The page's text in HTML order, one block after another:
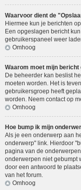
Waarvoor dient de
Hiermee kun je berichten
Een opgeslagen bericht
gebruikerspaneel weer
Omhoog
Waarom moet mijn
De beheerder kan beslist
moeten worden. Het is
gebruikersgroep heeft
worden. Neem contact op
Omhoog
Hoe bump ik mijn
Als je een onderwerp aan
onderwerp" link. Hierdoor
pagina van de
onderwerpen niet gebumpt
door een antwoord te
van het forum.
Omhoog